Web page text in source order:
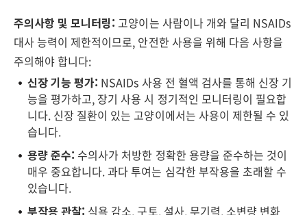
주의사항 및 모니터링: 고양이는 사람이나 개와 달리 NSAIDs
대사 능력이 제한적이므로, 안전한 사용을 위해 다음 사항을
주의해야 합니다:
신장 기능 평가: NSAIDs 사용 전 혈액 검사를 통해 신장 기
능을 평가하고, 장기 사용 시 정기적인 모니터링이 필요합
니다. 신장 질환이 있는 고양이에서는 사용이 제한될 수 있
습니다.
용량 준수: 수의사가 처방한 정확한 용량을 준수하는 것이
매우 중요합니다. 과다 투여는 심각한 부작용을 초래할 수
있습니다.
부작용 관찰: 식욕 감소, 구토, 설사, 무기력, 소변량 변화